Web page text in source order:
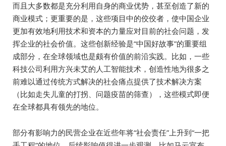
而且大多数都是充分利用自身的商业优势，甚至创造了新的
商业模式；更重要的是，这些项目中的佼佼者，使中国企业
更加有效地利用技术和资本的力量应对目前的社会问题，发
挥企业的社会价值。这些创新经验是“中国好故事”的重要组
成部分，在全球领域也是颇有价值的前沿实践。比如，一些
科技公司利用方兴未艾的人工智能技术，创造性地为很多之
前难以通过传统方式解决的社会痛点提供了技术解决方案
（比如走失儿童的打拐、问题疫苗的筛查），这些模式即便
在全球都具有领先的地位。
部分有影响力的民营企业在近些年将“社会责任”上升到“一把